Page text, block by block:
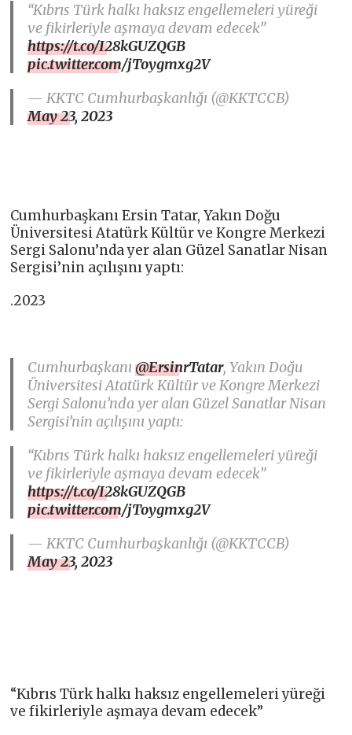
“Kıbrıs Türk halkı haksız engellemeleri yüreği
ve fikirleriyle aşmaya devam edecek”
https://t.co/I28kGUZQGB
pic.twitter.com/jToygmxg2V
— KKTC Cumhurbaşkanlığı (@KKTCCB)
May 23, 2023
Cumhurbaşkanı Ersin Tatar, Yakın Doğu
Üniversitesi Atatürk Kültür ve Kongre Merkezi
Sergi Salonu’nda yer alan Güzel Sanatlar Nisan
Sergisi’nin açılışını yaptı:
.2023
Cumhurbaşkanı@ErsinrTatar, Yakın Doğu
Üniversitesi Atatürk Kültür ve Kongre Merkezi
Sergi Salonu’nda yer alan Güzel Sanatlar Nisan
Sergisi’nin açılışını yaptı:
“Kıbrıs Türk halkı haksız engellemeleri yüreği
ve fikirleriyle aşmaya devam edecek”
https://t.co/I28kGUZQGB
pic.twitter.com/jToygmxg2V
— KKTC Cumhurbaşkanlığı (@KKTCCB)
May 23, 2023
“Kıbrıs Türk halkı haksız engellemeleri yüreği
ve fikirleriyle aşmaya devam edecek”